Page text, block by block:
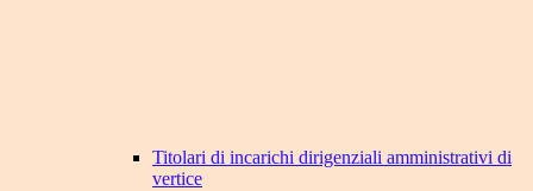
Titolari di incarichi dirigenziali amministrativi di
vertice